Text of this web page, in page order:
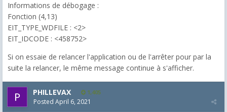
Informations de débogage :
Fonction (4,13)
EIT_TYPE_WDFILE : <2>
EIT_IDCODE : <458752>
Si on essaie de relancer l'application ou de l'arrêter pour par la
suite la relancer, le même message continue à s'afficher.
PHILLEVAX 1,405
Posted April 6, 2021